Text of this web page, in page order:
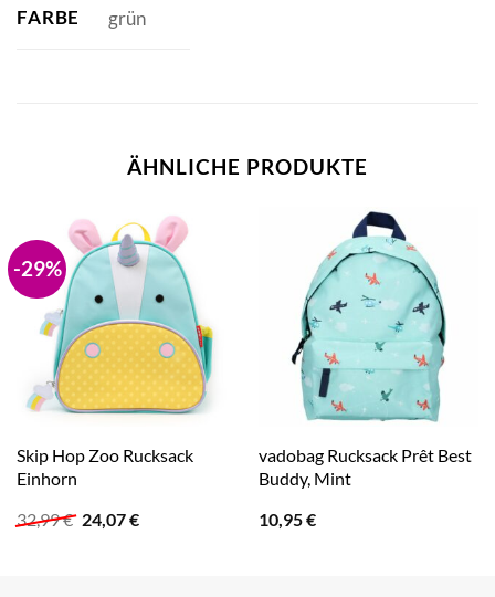
FARBE grün
ÄHNLICHE PRODUKTE
-29%
Skip Hop Zoo Rucksack
Einhorn
32,99€ Ursprünglicher
24,07€Aktueller
vadobag Rucksack Prêt Best
Buddy, Mint
10,95€